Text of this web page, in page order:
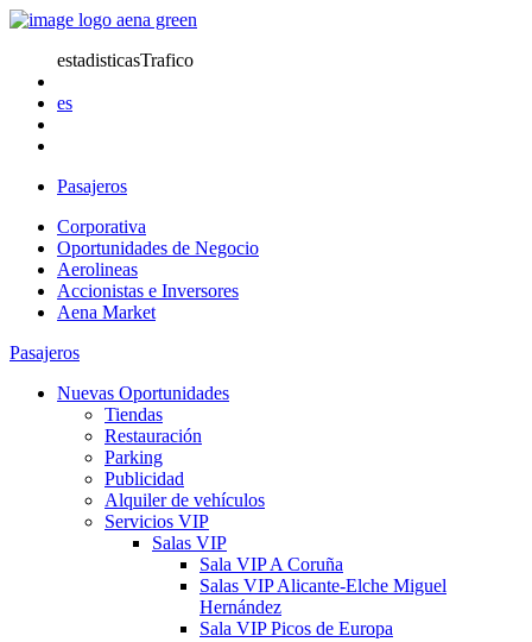
estadisticasTrafico
es
Pasajeros
Corporativa
Oportunidades de Negocio
Aerolineas
Accionistas e Inversores
Aena Market
Pasajeros
Nuevas Oportunidades
Tiendas
Restauración
Parking
Publicidad
Alquiler de vehículos
Servicios VIP
Salas VIP
Sala VIP A Coruña
Salas VIP Alicante-Elche Miguel
Hernández
Sala VIP Picos de Europa